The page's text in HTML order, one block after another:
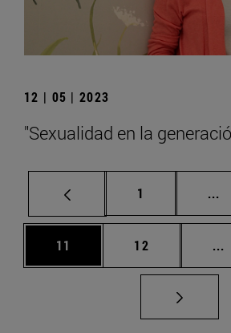
12 | 05 | 2023
"Sexualidad en la
Página
1 ...
Página
11 Página
12 ...